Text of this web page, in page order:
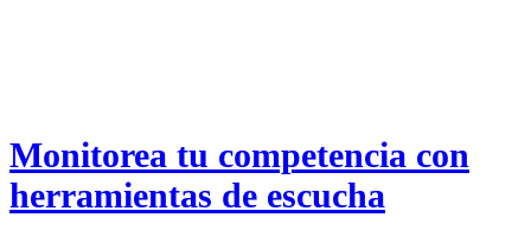
Monitorea tu competencia con
herramientas de escucha